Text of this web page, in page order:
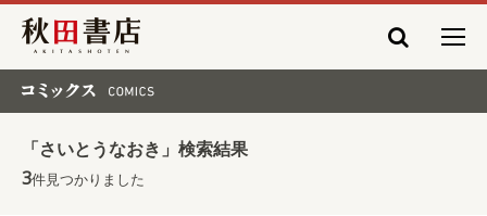
秋田書店
「さいとうなおき」検索結果
3件見つかりました